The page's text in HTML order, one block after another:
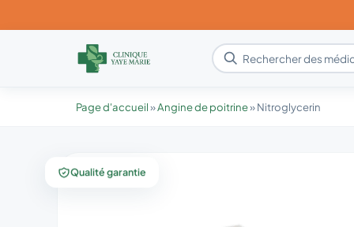
Page d'accueil»Angine de poitrine»Nitroglycerin
Qualité garantie